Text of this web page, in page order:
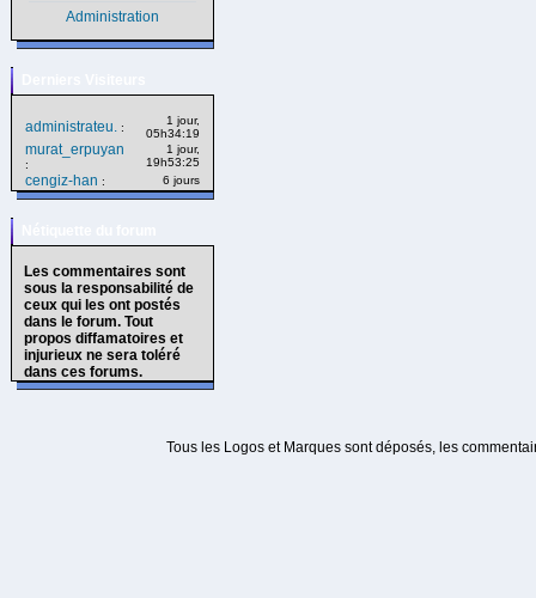
Administration
administrateu. :
1 jour,
05h34:19
murat_erpuyan
:
1 jour,
19h53:25
cengiz-han : 6 jours
Les commentaires sont
sous la responsabilité de
ceux qui les ont postés
dans le forum. Tout
propos diffamatoires et
injurieux ne sera toléré
dans ces forums.
Tous les Logos et Marques sont déposés, les